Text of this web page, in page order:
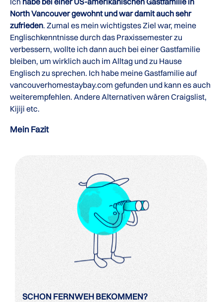
North Vancouver gewohnt und war damit auch sehr
zufrieden. Zumal es mein wichtigstes Ziel war, meine
Englischkenntnisse durch das Praxissemester zu
verbessern, wollte ich dann auch bei einer Gastfamilie
bleiben, um wirklich auch im Alltag und zu Hause
Englisch zu sprechen. Ich habe meine Gastfamilie auf
vancouverhomestaybay.com gefunden und kann es auch
weiterempfehlen. Andere Alternativen wären Craigslist,
Kijiji etc.
Mein Fazit
SCHON FERNWEH BEKOMMEN?